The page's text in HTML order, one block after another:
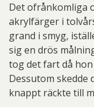
Det ofrånkomliga
akrylfärger i
grand i smyg,
sig en drös
tog det fart då
Dessutom
knappt räckte till